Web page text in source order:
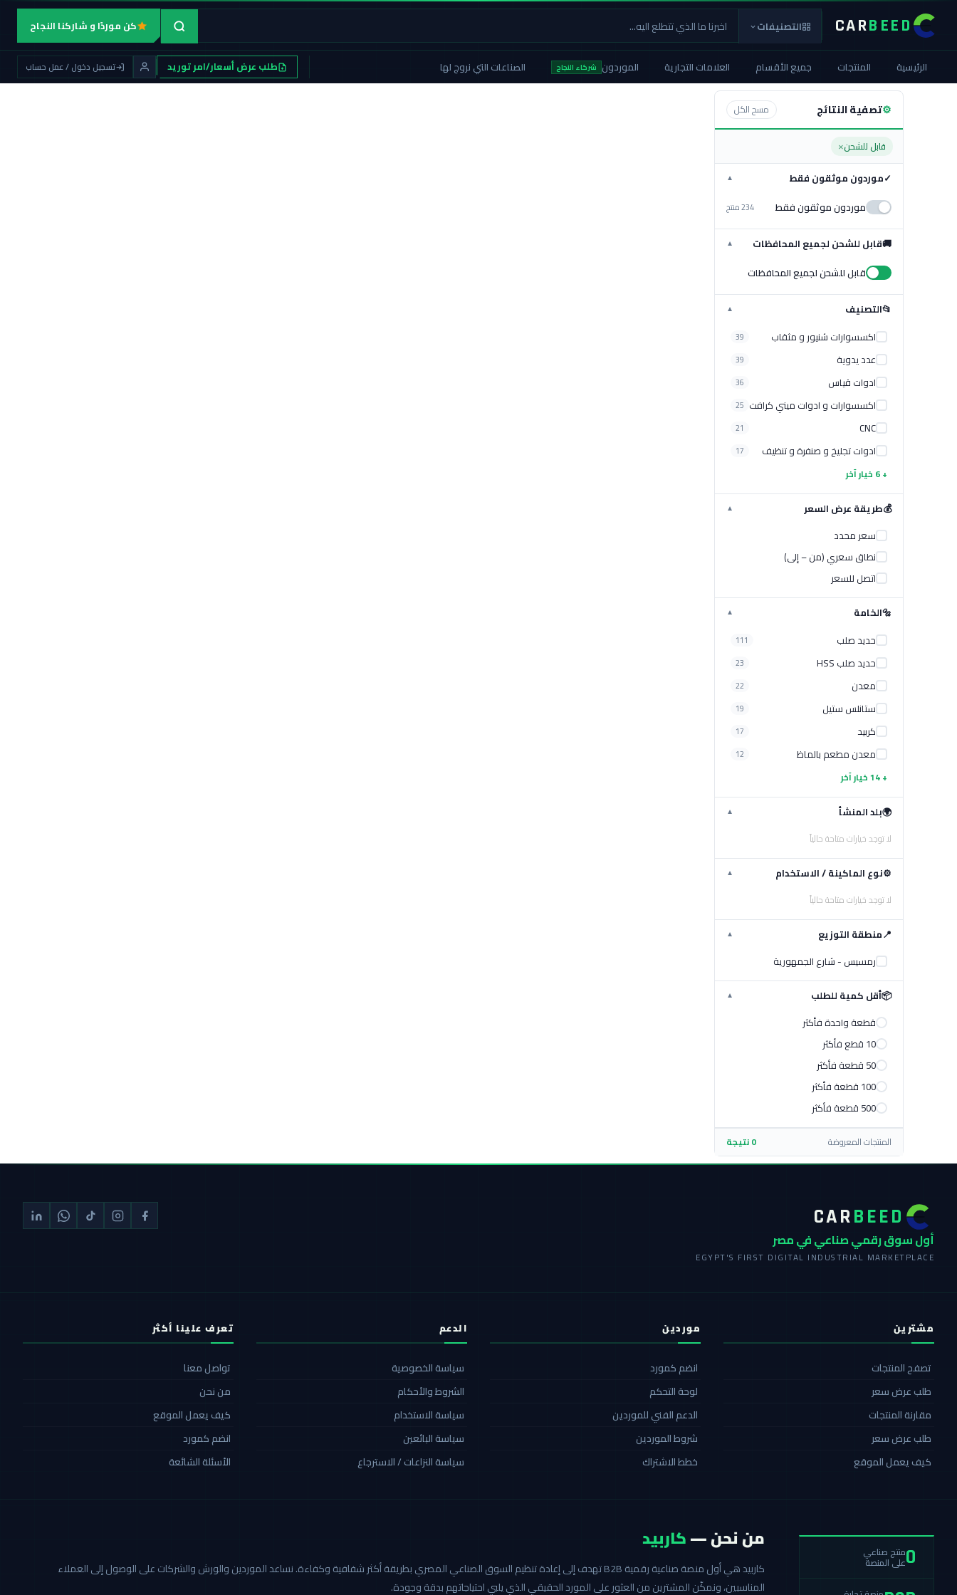
CARBEED التصنيفات كن موردًا و شاركنا النجاح
الرئيسية المنتجات جميع الأقسام العلامات التجارية الموردون شركاء النجاح الصناعات التي نروج لها طلب عرض أسعار/امر توريد تسجيل دخول / عمل حساب
⚙تصفية النتائج مسح الكل
قابل للشحن×
✓موردون موثقون فقط ▼
موردون موثقون فقط 234 منتج
🚚قابل للشحن لجميع المحافظات ▼
قابل للشحن لجميع المحافظات
📂التصنيف ▼
اكسسوارات شنيور و مثقاب 39
عدد يدوية 39
ادوات قياس 36
اكسسوارات و ادوات ميني كرافت 25
CNC
21
ادوات تجليخ و صنفرة و تنظيف 17
+ 6 خيار آخر
💰طريقة عرض السعر ▼
سعر محدد
نطاق سعري (من – إلى)
اتصل للسعر
🔩الخامة ▼
حديد صلب 111
حديد صلب HSS 23
معدن 22
ستانلس ستيل 19
كربيد 17
معدن مطعم بالماظ 12
+ 14 خيار آخر
🌍بلد المنشأ ▼
لا توجد خيارات متاحة حالياً
⚙️نوع الماكينة / الاستخدام ▼
لا توجد خيارات متاحة حالياً
📍منطقة التوزيع ▼
رمسيس - شارع الجمهورية
📦أقل كمية للطلب ▼
قطعة واحدة فأكثر
10 قطع فأكثر
50 قطعة فأكثر
100 قطعة فأكثر
500 قطعة فأكثر
المنتجات المعروضة 0 نتيجة
CARBEED
أول سوق رقمي صناعي في مصر
EGYPT'S FIRST DIGITAL INDUSTRIAL MARKETPLACE
مشترين
تصفح المنتجات
طلب عرض سعر
مقارنة المنتجات
طلب عرض سعر
كيف يعمل الموقع
موردين
انضم كمورد
لوحة التحكم
الدعم الفني للموردين
شروط الموردين
خطط الاشتراك
الدعم
سياسة الخصوصية
الشروط والأحكام
سياسة الاستخدام
سياسة البائعين
سياسة النزاعات / الاسترجاع
تعرف علينا أكثر
تواصل معنا
من نحن
كيف يعمل الموقع
انضم كمورد
الأسئلة الشائعة
0منتج صناعي
على المنصة
من نحن —كاربيد
كاربيد هي أول منصة صناعية رقمية B2B تهدف إلى إعادة تنظيم السوق الصناعي المصري بطريقة أكثر شفافية وكفاءة. نساعد الموردين والورش والشركات على الوصول إلى العملاء
المناسبين، ونمكّن المشترين من العثور على المورد الحقيقي الذي يلبي احتياجاتهم بدقة وجودة.